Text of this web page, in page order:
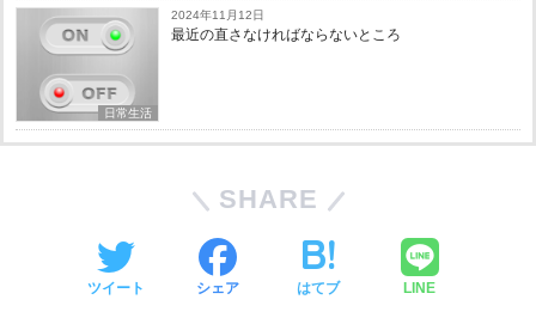
日常生活
2024年11月12日
最近の直さなければならないところ
SHARE
ツイート シェア はてブ LINE